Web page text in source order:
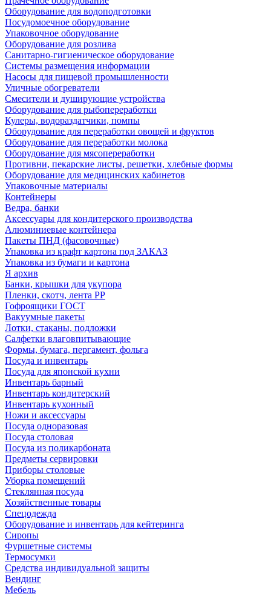
Оборудование для водоподготовки
Посудомоечное оборудование
Упаковочное оборудование
Оборудование для розлива
Санитарно-гигиеническое оборудование
Системы размещения информации
Насосы для пищевой промышленности
Уличные обогреватели
Смесители и душирующие устройства
Оборудование для рыбопереработки
Кулеры, водораздатчики, помпы
Оборудование для переработки овощей и фруктов
Оборудование для переработки молока
Оборудование для мясопереработки
Противни, пекарские листы, решетки, хлебные формы
Оборудование для медицинских кабинетов
Упаковочные материалы
Контейнеры
Ведра, банки
Аксессуары для кондитерского производства
Алюминиевые контейнера
Пакеты ПНД (фасовочные)
Упаковка из крафт картона под ЗАКАЗ
Упаковка из бумаги и картона
Я архив
Банки, крышки для укупора
Пленки, скотч, лента РР
Гофроящики ГОСТ
Вакуумные пакеты
Лотки, стаканы, подложки
Салфетки влаговпитывающие
Формы, бумага, пергамент, фольга
Посуда и инвентарь
Посуда для японской кухни
Инвентарь барный
Инвентарь кондитерский
Инвентарь кухонный
Ножи и аксессуары
Посуда одноразовая
Посуда столовая
Посуда из поликарбоната
Предметы сервировки
Приборы столовые
Уборка помещений
Стеклянная посуда
Хозяйственные товары
Спецодежда
Оборудование и инвентарь для кейтеринга
Сиропы
Фуршетные системы
Термосумки
Средства индивидуальной защиты
Вендинг
Мебель